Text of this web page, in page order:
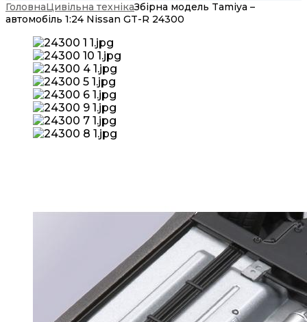
ГоловнаЦивільна технікаЗбірна модель Tamiya –
автомобіль 1:24 Nissan GT-R 24300